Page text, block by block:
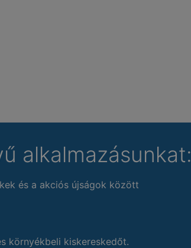
alkalmazásunkat:
és a akciós újságok között
környékbeli kiskereskedőt.